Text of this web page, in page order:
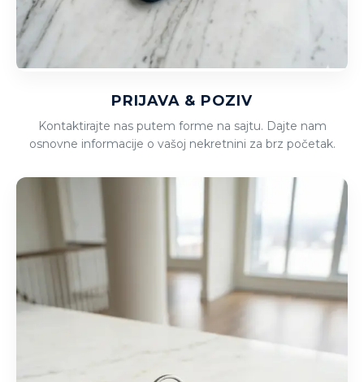
PRIJAVA & POZIV
Kontaktirajte nas putem forme na sajtu. Dajte nam
osnovne informacije o vašoj nekretnini za brz početak.